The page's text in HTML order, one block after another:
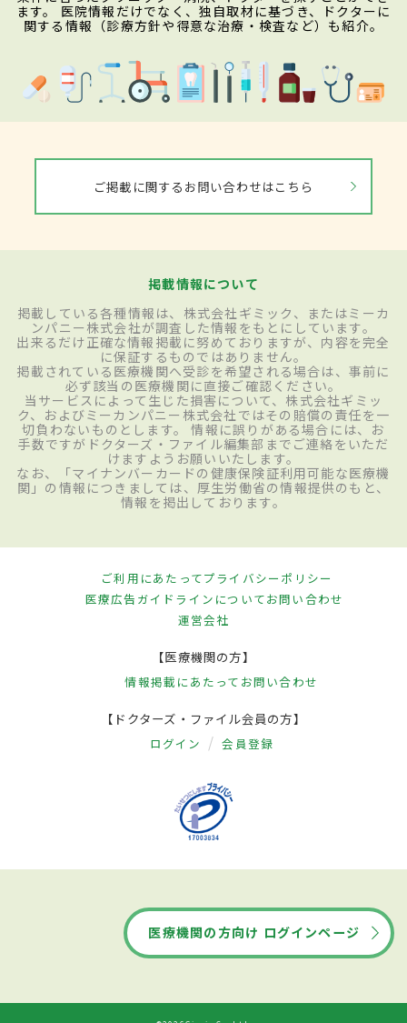
ます。 医院情報だけでなく、独自取材に基づき、ドクターに
関する情報（診療方針や得意な治療・検査など）も紹介。
ご掲載に関するお問い合わせはこちら
掲載情報について
掲載している各種情報は、株式会社ギミック、またはミーカ
ンパニー株式会社が調査した情報をもとにしています。
出来るだけ正確な情報掲載に努めておりますが、内容を完全
に保証するものではありません。
掲載されている医療機関へ受診を希望される場合は、事前に
必ず該当の医療機関に直接ご確認ください。
当サービスによって生じた損害について、株式会社ギミッ
ク、およびミーカンパニー株式会社ではその賠償の責任を一
切負わないものとします。 情報に誤りがある場合には、お
手数ですがドクターズ・ファイル編集部までご連絡をいただ
けますようお願いいたします。
なお、「マイナンバーカードの健康保険証利用可能な医療機
関」の情報につきましては、厚生労働省の情報提供のもと、
情報を掲出しております。
ご利用にあたってプライバシーポリシー
医療広告ガイドラインについてお問い合わせ
運営会社
【医療機関の方】
情報掲載にあたって お問い合わせ
【ドクターズ・ファイル会員の方】
ログイン 会員登録
医療機関の方向け ログインページ